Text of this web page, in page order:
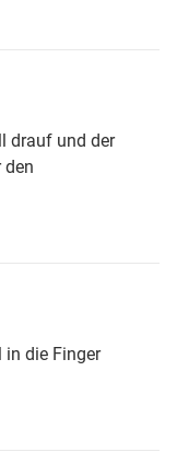
drauf und der
den
in die Finger